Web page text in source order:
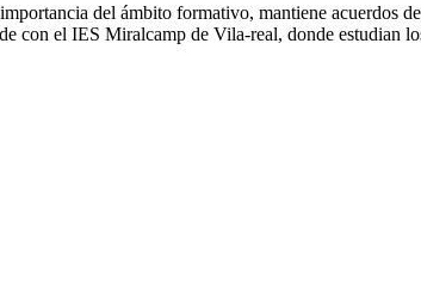
del ámbito formativo, mantiene acuerdos
el IES Miralcamp de Vila-real, donde estudian